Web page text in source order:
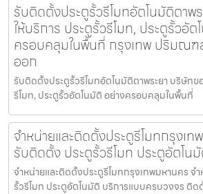
รับติดตั้งประตูรั้วรีโมทอัตโนมัติตาพ
ให้บริการ ประตูรั้วรีโมท, ประตูรั้วอั
ครอบคลุมในพื้นที่ กรุงเทพ ปริมณฑ
ออก
รับติดตั้งประตูรั้วรีโมทอัตโนมัติตาพระยา บริษัทขอ
รีโมท, ประตูรั้วอัตโนมัติ อย่างครอบคลุมในพื้นที่
จำหน่ายและติดตั้งประตูรีโมทกรุงเ
รับติดตั้ง ประตูรั้วรีโมท ประตูอัตโน
จำหน่ายและติดตั้งประตูรีโมทกรุงเทพมหานคร จ
รั้วรีโมท ประตูอัตโนมัติ บริการแบบครบวงจร ติด